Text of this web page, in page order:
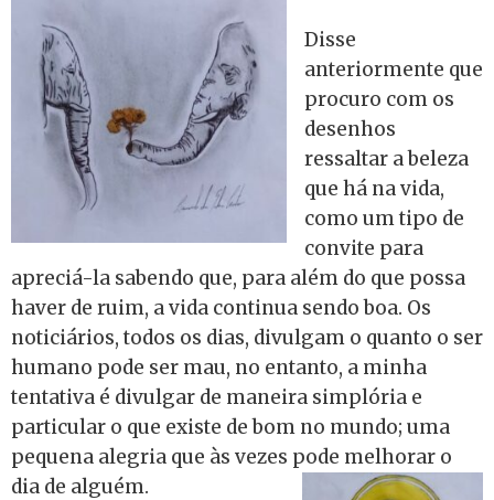
Disse
anteriormente que
procuro com os
desenhos
ressaltar a beleza
que há na vida,
como um tipo de
convite para
apreciá-la sabendo que, para além do que possa
haver de ruim, a vida continua sendo boa. Os
noticiários, todos os dias, divulgam o quanto o ser
humano pode ser mau, no entanto, a minha
tentativa é divulgar de maneira simplória e
particular o que existe de bom no mundo; uma
pequena alegria que às vezes pode melhorar o
dia de alguém.